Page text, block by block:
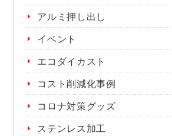
アルミ押し出し
イベント
エコダイカスト
コスト削減化事例
コロナ対策グッズ
ステンレス加工